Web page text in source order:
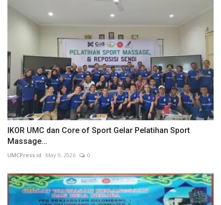
IKOR UMC dan Core of Sport Gelar Pelatihan Sport
Massage...
UMCPress.id May 9, 2026 0